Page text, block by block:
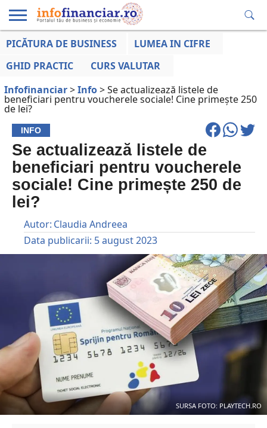
EDUCAȚIE
LA ZI
AFACERILOR
PICĂTURA DE BUSINESS
LUMEA IN CIFRE
GHID PRACTIC
CURS VALUTAR
Infofinanciar>Info>Se actualizează listele de
beneficiari pentru voucherele sociale! Cine primește 250
de lei?
INFO
Se actualizează listele de
beneficiari pentru voucherele
sociale! Cine primește 250 de
lei?
Autor: Claudia Andreea
Data publicarii: 5 august 2023
SURSA FOTO: PLAYTECH.RO